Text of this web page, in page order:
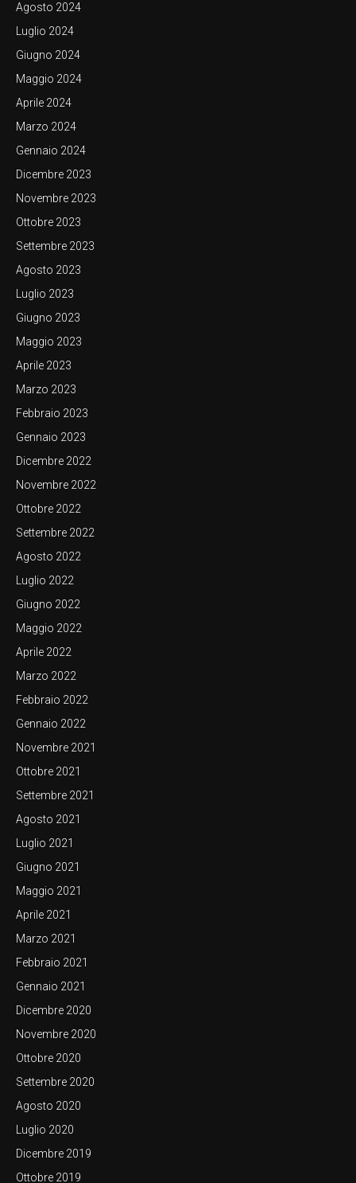
Agosto 2024
Luglio 2024
Giugno 2024
Maggio 2024
Aprile 2024
Marzo 2024
Gennaio 2024
Dicembre 2023
Novembre 2023
Ottobre 2023
Settembre 2023
Agosto 2023
Luglio 2023
Giugno 2023
Maggio 2023
Aprile 2023
Marzo 2023
Febbraio 2023
Gennaio 2023
Dicembre 2022
Novembre 2022
Ottobre 2022
Settembre 2022
Agosto 2022
Luglio 2022
Giugno 2022
Maggio 2022
Aprile 2022
Marzo 2022
Febbraio 2022
Gennaio 2022
Novembre 2021
Ottobre 2021
Settembre 2021
Agosto 2021
Luglio 2021
Giugno 2021
Maggio 2021
Aprile 2021
Marzo 2021
Febbraio 2021
Gennaio 2021
Dicembre 2020
Novembre 2020
Ottobre 2020
Settembre 2020
Agosto 2020
Luglio 2020
Dicembre 2019
Ottobre 2019